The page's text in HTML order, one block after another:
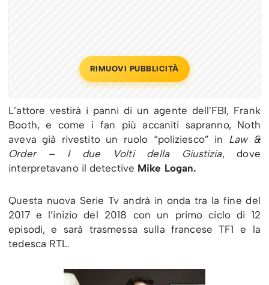
RIMUOVI PUBBLICITÀ
L’attore vestirà i panni di un agente dell’FBI, Frank
Booth, e come i fan più accaniti sapranno, Noth
aveva già rivestito un ruolo “poliziesco” in Law &
Order – I due Volti della Giustizia, dove
interpretavano il detective Mike Logan.
Questa nuova Serie Tv andrà in onda tra la fine del
2017 e l’inizio del 2018 con un primo ciclo di 12
episodi, e sarà trasmessa sulla francese TF1 e la
tedesca RTL.